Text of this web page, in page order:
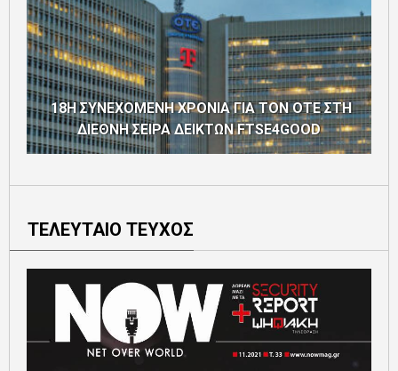
18Η ΣΥΝΕΧΟΜΕΝΗ ΧΡΟΝΙΑ ΓΙΑ ΤΟΝ ΟΤΕ ΣΤΗ
ΔΙΕΘΝΗ ΣΕΙΡΑ ΔΕΙΚΤΩΝ FTSE4GOOD
ΤΕΛΕΥΤΑΙΟ ΤΕΥΧΟΣ